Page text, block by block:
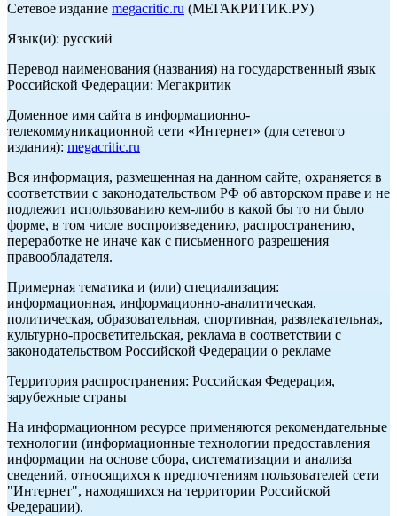
Сетевое издание megacritic.ru (МЕГАКРИТИК.РУ)
Язык(и): русский
Перевод наименования (названия) на государственный язык
Российской Федерации: Мегакритик
Доменное имя сайта в информационно-
телекоммуникационной сети «Интернет» (для сетевого
издания): megacritic.ru
Вся информация, размещенная на данном сайте, охраняется в
соответствии с законодательством РФ об авторском праве и не
подлежит использованию кем-либо в какой бы то ни было
форме, в том числе воспроизведению, распространению,
переработке не иначе как с письменного разрешения
правообладателя.
Примерная тематика и (или) специализация:
информационная, информационно-аналитическая,
политическая, образовательная, спортивная, развлекательная,
культурно-просветительская, реклама в соответствии с
законодательством Российской Федерации о рекламе
Территория распространения: Российская Федерация,
зарубежные страны
На информационном ресурсе применяются рекомендательные
технологии (информационные технологии предоставления
информации на основе сбора, систематизации и анализа
сведений, относящихся к предпочтениям пользователей сети
"Интернет", находящихся на территории Российской
Федерации).